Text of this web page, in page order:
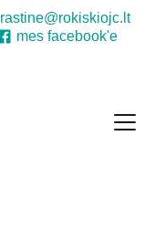
rastine@rokiskiojc.lt
mes facebook'e